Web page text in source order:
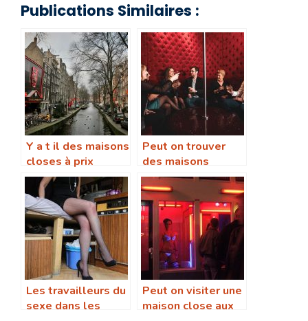
Publications Similaires :
Y a t il des maisons
closes à prix
abordables aux
Pays Bas
Peut on trouver
des maisons
closes discrètes et
privées aux Pays
Bas
Les travailleurs du
sexe dans les
Peut on visiter une
maison close aux